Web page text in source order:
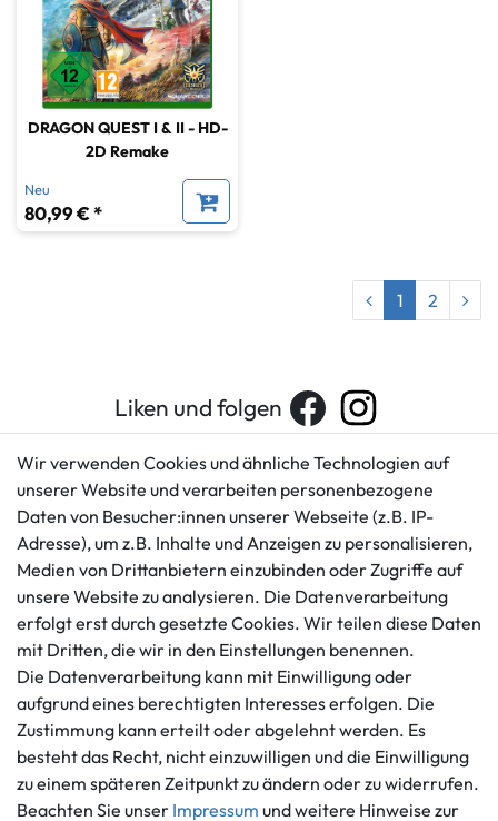
DRAGON QUEST I & II - HD-
2D Remake
Neu
80,99 € *
1 2
Liken und folgen
Kundenservice
+49 421 596586
Mo. - Fr. 9 - 16 Uhr
info@gameworld.de
Kontaktformular
Rechtliches
AGB
Impressum
Datenschutzerklärung
Barrierefreiheitserklärung
Widerrufs­recht
Vertrag widerrufen
Informationen
Ankauf
Über uns
Häufig gestellte Fragen
Zahlungsmöglichkeiten
Wir verwenden Cookies und ähnliche Technologien auf
unserer Website und verarbeiten personenbezogene
Daten von Besucher:innen unserer Webseite (z.B. IP-
Adresse), um z.B. Inhalte und Anzeigen zu personalisieren,
Medien von Drittanbietern einzubinden oder Zugriffe auf
unsere Website zu analysieren. Die Datenverarbeitung
erfolgt erst durch gesetzte Cookies. Wir teilen diese Daten
mit Dritten, die wir in den Einstellungen benennen.
Die Datenverarbeitung kann mit Einwilligung oder
aufgrund eines berechtigten Interesses erfolgen. Die
Zustimmung kann erteilt oder abgelehnt werden. Es
besteht das Recht, nicht einzuwilligen und die Einwilligung
zu einem späteren Zeitpunkt zu ändern oder zu widerrufen.
Beachten Sie unser Impressum und weitere Hinweise zur